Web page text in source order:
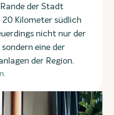
der Stadt
20 Kilometer südlich
nicht nur der
eine der
der Region.